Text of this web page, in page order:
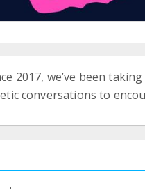
2017, we’ve been
conversations to